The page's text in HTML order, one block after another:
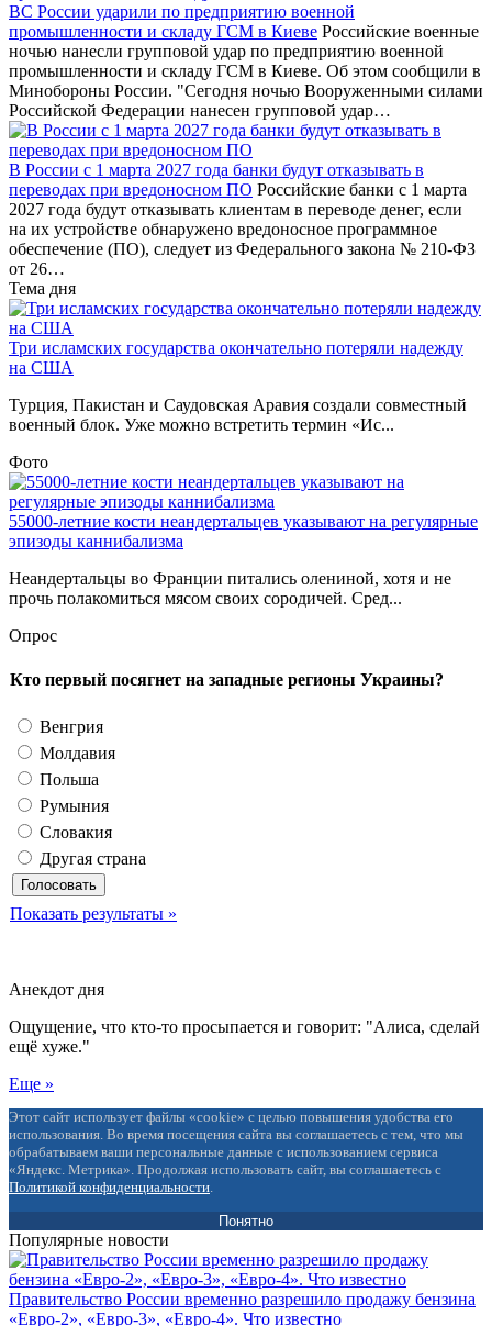
ВС России ударили по предприятию военной
промышленности и складу ГСМ в Киеве Российские военные
ночью нанесли групповой удар по предприятию военной
промышленности и складу ГСМ в Киеве. Об этом сообщили в
Минобороны России. "Сегодня ночью Вооруженными силами
Российской Федерации нанесен групповой удар…
В России с 1 марта 2027 года банки будут отказывать в
переводах при вредоносном ПО Российские банки с 1 марта
2027 года будут отказывать клиентам в переводе денег, если
на их устройстве обнаружено вредоносное программное
обеспечение (ПО), следует из Федерального закона № 210-ФЗ
от 26…
Тема дня
Три исламских государства окончательно потеряли надежду
на США
Турция, Пакистан и Саудовская Аравия создали совместный
военный блок. Уже можно встретить термин «Ис...
Фото
55000-летние кости неандертальцев указывают на регулярные
эпизоды каннибализма
Неандертальцы во Франции питались олениной, хотя и не
прочь полакомиться мясом своих сородичей. Сред...
Опрос
Кто первый посягнет на западные регионы Украины?
Венгрия
Молдавия
Польша
Румыния
Словакия
Другая страна
Показать результаты »
Анекдот дня
Ощущение, что кто-то просыпается и говорит: "Алиса, сделай
ещё хуже."
Еще »
Этот сайт использует файлы «cookie» с целью повышения удобства его
использования. Во время посещения сайта вы соглашаетесь с тем, что мы
обрабатываем ваши персональные данные с использованием сервиса
«Яндекс. Метрика». Продолжая использовать сайт, вы соглашаетесь с
Политикой конфиденциальности.
Понятно
Популярные новости
Правительство России временно разрешило продажу бензина
«Евро-2», «Евро-3», «Евро-4». Что известно